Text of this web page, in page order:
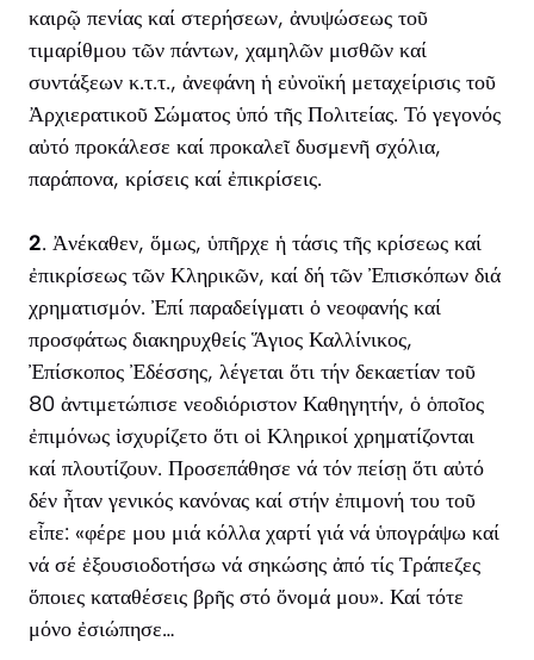
καιρῷ πενίας καί στερήσεων, ἀνυψώσεως τοῦ
τιμαρίθμου τῶν πάντων, χαμηλῶν μισθῶν καί
συντάξεων κ.τ.τ., ἀνεφάνη ἡ εὐνοϊκή μεταχείρισις τοῦ
Ἀρχιερατικοῦ Σώματος ὑπό τῆς Πολιτείας. Τό γεγονός
αὐτό προκάλεσε καί προκαλεῖ δυσμενῆ σχόλια,
παράπονα, κρίσεις καί ἐπικρίσεις.
2. Ἀνέκαθεν, ὅμως, ὑπῆρχε ἡ τάσις τῆς κρίσεως καί
ἐπικρίσεως τῶν Κληρικῶν, καί δή τῶν Ἐπισκόπων διά
χρηματισμόν. Ἐπί παραδείγματι ὁ νεοφανής καί
προσφάτως διακηρυχθείς Ἅγιος Καλλίνικος,
Ἐπίσκοπος Ἐδέσσης, λέγεται ὅτι τήν δεκαετίαν τοῦ
80 ἀντιμετώπισε νεοδιόριστον Καθηγητήν, ὁ ὁποῖος
ἐπιμόνως ἰσχυρίζετο ὅτι οἱ Κληρικοί χρηματίζονται
καί πλουτίζουν. Προσεπάθησε νά τόν πείσῃ ὅτι αὐτό
δέν ἦταν γενικός κανόνας καί στήν ἐπιμονή του τοῦ
εἶπε: «φέρε μου μιά κόλλα χαρτί γιά νά ὑπογράψω καί
νά σέ ἐξουσιοδοτήσω νά σηκώσης ἀπό τίς Τράπεζες
ὅποιες καταθέσεις βρῆς στό ὄνομά μου». Καί τότε
μόνο ἐσιώπησε…